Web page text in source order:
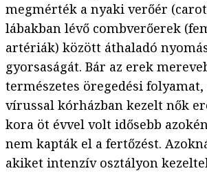
megmérték a nyaki verőér
lábakban lévő combverőerek
artériák) között áthaladó
gyorsaságát. Bár az erek
természetes öregedési
vírussal kórházban kezelt nők
kora öt évvel volt idősebb
nem kapták el a fertőzést.
akiket intenzív osztályon